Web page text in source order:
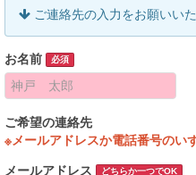
ご連絡先の入力をお願いいた
お名前 必須
ご希望の連絡先
※メールアドレスか電話番号のい
メールアドレス どちらか一つでOK